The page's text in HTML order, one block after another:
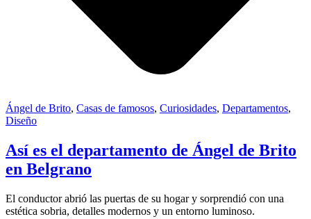
Ángel de Brito, Casas de famosos, Curiosidades, Departamentos,
Diseño
Así es el departamento de Ángel de Brito
en Belgrano
El conductor abrió las puertas de su hogar y sorprendió con una
estética sobria, detalles modernos y un entorno luminoso.